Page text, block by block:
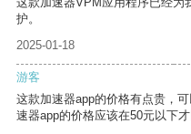
护。
2025-01-18
游客
这款加速器app的价格有点贵，
速器app的价格应该在50元以下才